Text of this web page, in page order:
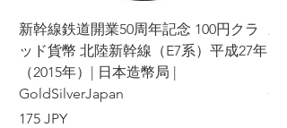
新幹線鉄道開業50周年記念 100円クラ
ッド貨幣 北陸新幹線（E7系）平成27年
（2015年）| 日本造幣局 |
GoldSilverJapan
Precio
175 JPY